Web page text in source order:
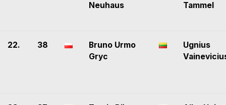
Neuhaus
Tammel
22. 38
Bruno Urmo
Gryc
Ugnius